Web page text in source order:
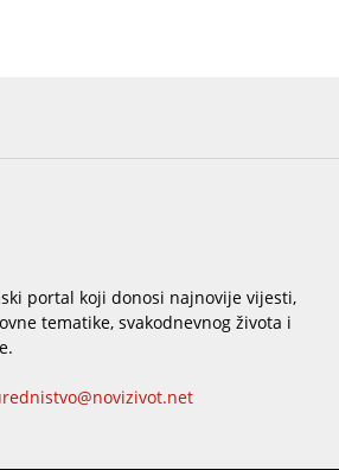
portal koji donosi najnovije vijesti,
tematike, svakodnevnog života i